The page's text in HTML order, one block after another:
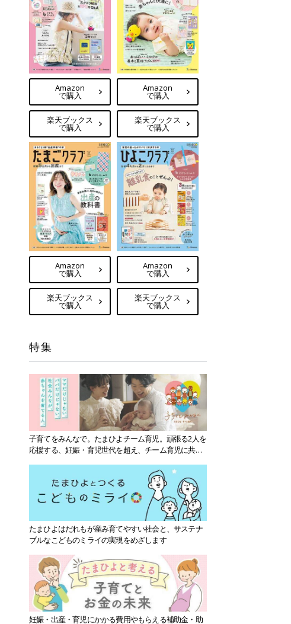
Amazon
で購入
楽天ブックス
で購入
Amazon
で購入
楽天ブックス
で購入
Amazon
で購入
楽天ブックス
で購入
Amazon
で購入
楽天ブックス
で購入
特集
子育てをみんなで。たまひよチーム育児。頑張る2人を
応援する、妊娠・育児世代を超え、チーム育児に共感
たまひよはだれもが産み育てやすい社会と、サステナ
ブルなこどものミライの実現をめざします
妊娠・出産・育児にかかる費用やもらえる補助金・助